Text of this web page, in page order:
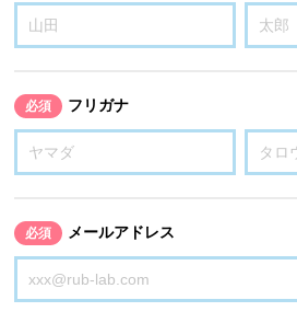
必須 フリガナ
必須 メールアドレス